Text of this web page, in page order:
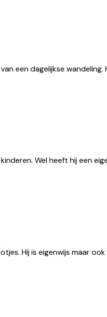
een dagelijkse wandeling.
Wel heeft hij een
Hij is eigenwijs maar